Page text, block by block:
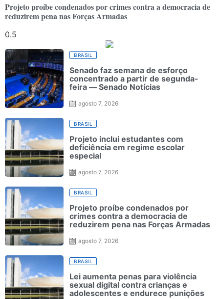
Projeto proíbe condenados por crimes contra a democracia de
reduzirem pena nas Forças Armadas
BRASIL
Senado faz semana de esforço
concentrado a partir de segunda-
feira — Senado Notícias
agosto 7, 2026
BRASIL
Projeto inclui estudantes com
deficiência em regime escolar
especial
agosto 7, 2026
BRASIL
Projeto proíbe condenados por
crimes contra a democracia de
reduzirem pena nas Forças Armadas
agosto 7, 2026
BRASIL
Lei aumenta penas para violência
sexual digital contra crianças e
adolescentes e endurece punições